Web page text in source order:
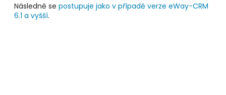
Následně se postupuje jako v případě verze eWay-CRM
6.1 a vyšší.